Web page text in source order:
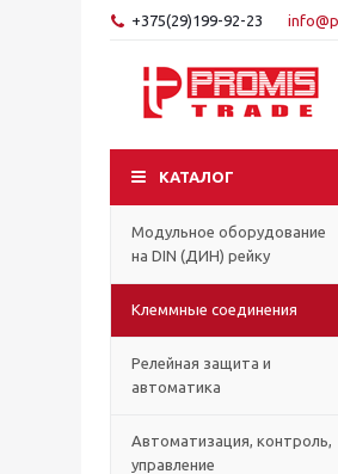
+375(29)199-92-23
КАТАЛОГ
Модульное оборудование
на DIN (ДИН) рейку
Клеммные соединения
Релейная защита и
автоматика
Автоматизация, контроль,
управление